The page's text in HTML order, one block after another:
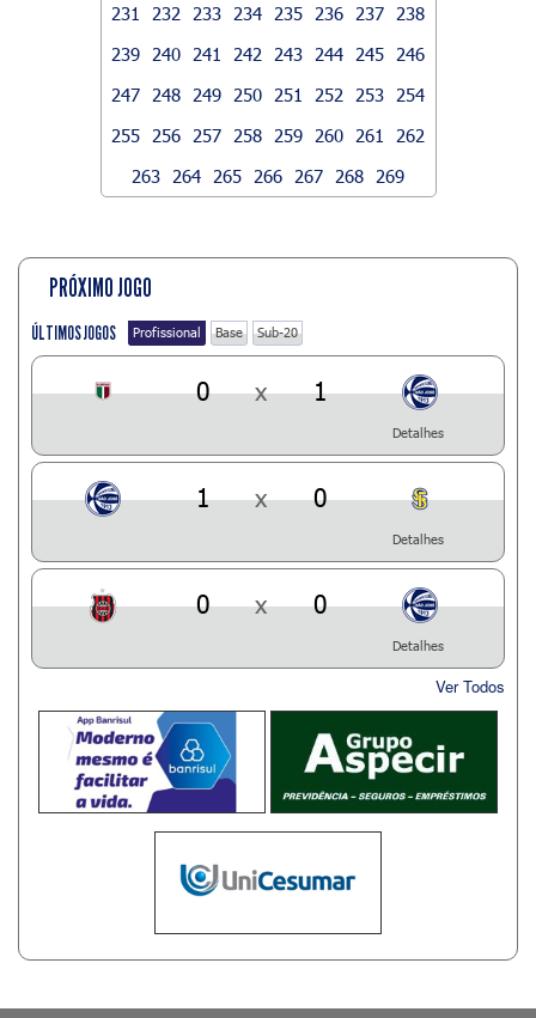
231
232 233 234 235 236 237
238
239
240 241 242 243 244 245
246
247
248 249 250 251 252 253
254
255
256 257 258 259 260 261
262
263
264 265 266 267 268 269
PRÓXIMO JOGO
ÚLTIMOS JOGOS Profissional Base Sub-20
0 x 1
Detalhes
1 x 0
Detalhes
0 x 0
Detalhes
Ver Todos